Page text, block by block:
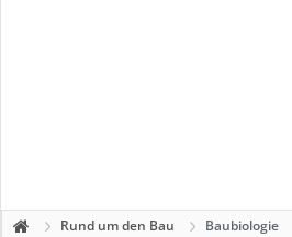
Rund um den Bau Baubiologie